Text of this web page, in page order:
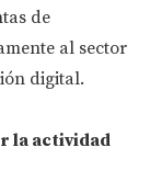
de
al sector
digital.
la actividad